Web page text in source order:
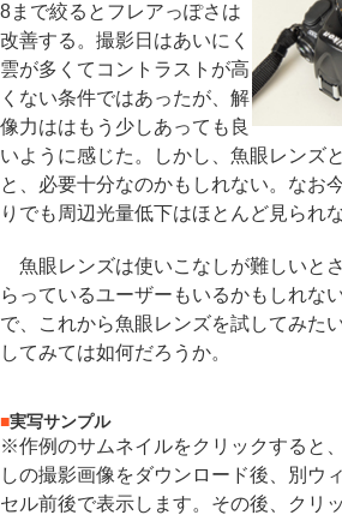
8まで絞るとフレアっぽさは
改善する。撮影日はあいにく
雲が多くてコントラストが高
くない条件ではあったが、解
像力ははもう少しあっても良
いように感じた。しかし、魚眼レンズ
と、必要十分なのかもしれない。なお
りでも周辺光量低下はほとんど見られ
魚眼レンズは使いこなしが難しいと
らっているユーザーもいるかもしれな
で、これから魚眼レンズを試してみた
してみては如何だろうか。
■実写サンプル
※作例のサムネイルをクリックすると
しの撮影画像をダウンロード後、別ウ
セル前後で表示します。その後、クリ